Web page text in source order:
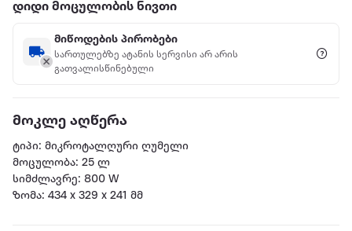
დიდი მოცულობის ნივთი
მიწოდების პირობები
სართულებზე ატანის სერვისი არ არის
გათვალისწინებული
მოკლე აღწერა
ტიპი: მიკროტალღური ღუმელი
მოცულობა: 25 ლ
სიმძლავრე: 800 W
ზომა: 434 x 329 x 241 მმ